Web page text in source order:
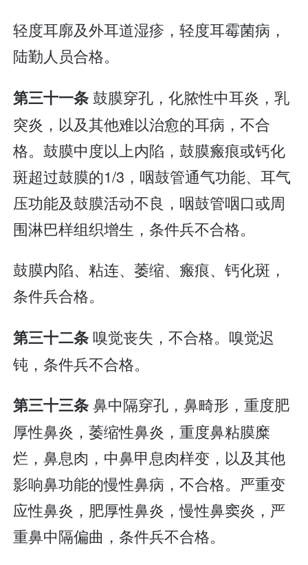
轻度耳廓及外耳道湿疹，轻度耳霉菌病，
陆勤人员合格。
第三十一条鼓膜穿孔，化脓性中耳炎，乳
突炎，以及其他难以治愈的耳病，不合
格。鼓膜中度以上内陷，鼓膜瘢痕或钙化
斑超过鼓膜的1/3，咽鼓管通气功能、耳气
压功能及鼓膜活动不良，咽鼓管咽口或周
围淋巴样组织增生，条件兵不合格。
鼓膜内陷、粘连、萎缩、瘢痕、钙化斑，
条件兵合格。
第三十二条 嗅觉丧失，不合格。嗅觉迟
钝，条件兵不合格。
第三十三条鼻中隔穿孔，鼻畸形，重度肥
厚性鼻炎，萎缩性鼻炎，重度鼻粘膜糜
烂，鼻息肉，中鼻甲息肉样变，以及其他
影响鼻功能的慢性鼻病，不合格。严重变
应性鼻炎，肥厚性鼻炎，慢性鼻窦炎，严
重鼻中隔偏曲，条件兵不合格。